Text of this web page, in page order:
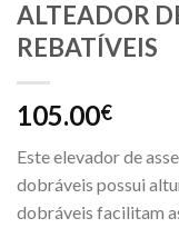
ALTEADOR
REBATÍVEIS
105.00€
Este elevador de
dobráveis ​​possui
dobráveis ​​facilitam